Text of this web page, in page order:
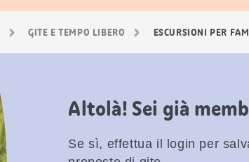
GITE E TEMPO LIBERO ESCURSIONI PER
Altolà! Sei già
Se sì, effettua il login per